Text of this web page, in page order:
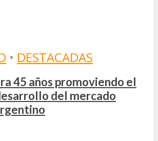
• DESTACADAS
45 años promoviendo el
del mercado